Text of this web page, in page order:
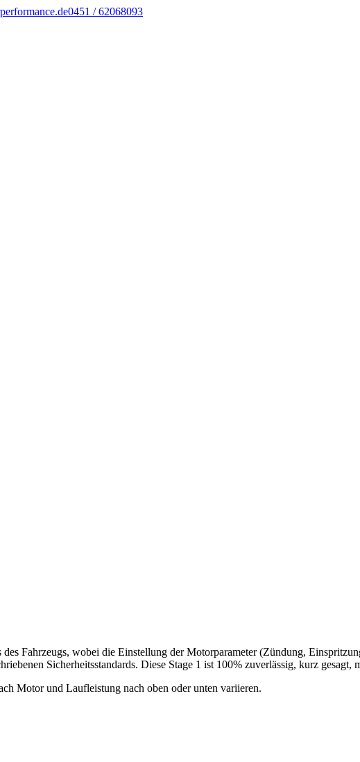
0451 / 62068093
Fahrzeugs, wobei die Einstellung der Motorparameter (Zündung,
Sicherheitsstandards. Diese Stage 1 ist 100% zuverlässig, kurz gesagt,
Motor und Laufleistung nach oben oder unten variieren.